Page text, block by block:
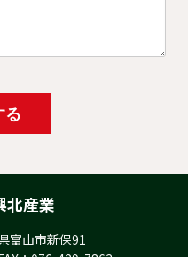
北産業
富山市新保91